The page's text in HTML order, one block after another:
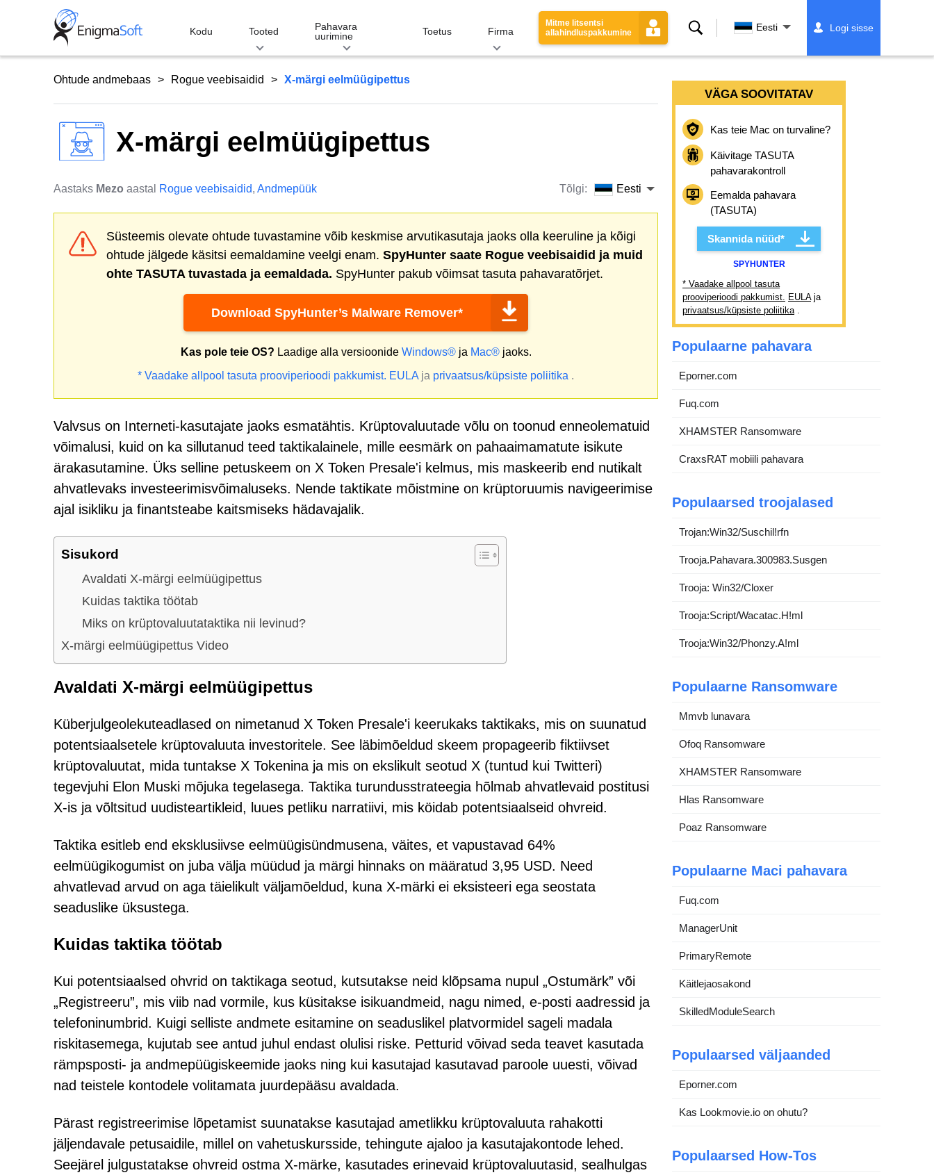
Kodu Tooted
Pahavara
uurimine
Toetus Firma
Mitme litsentsi
allahindluspakkumine
Otsing Eesti Logi sisse
Ohtude andmebaas Rogue veebisaidid X-märgi eelmüügipettus
X-märgi eelmüügipettus
Aastaks Mezo aastal Rogue veebisaidid, Andmepüük Tõlgi: Eesti
Süsteemis olevate ohtude tuvastamine võib keskmise arvutikasutaja jaoks olla keeruline ja kõigi
ohtude jälgede käsitsi eemaldamine veelgi enam. SpyHunter saate Rogue veebisaidid ja muid
ohte TASUTA tuvastada ja eemaldada. SpyHunter pakub võimsat tasuta pahavaratõrjet.
Download SpyHunter’s Malware Remover*
Kas pole teie OS? Laadige alla versioonide Windows®ja Mac®jaoks.
* Vaadake allpool tasuta prooviperioodi pakkumist. EULA ja privaatsus/küpsiste poliitika .
Valvsus on Interneti-kasutajate jaoks esmatähtis. Krüptovaluutade võlu on toonud enneolematuid
võimalusi, kuid on ka sillutanud teed taktikalainele, mille eesmärk on pahaaimamatute isikute
ärakasutamine. Üks selline petuskeem on X Token Presale'i kelmus, mis maskeerib end nutikalt
ahvatlevaks investeerimisvõimaluseks. Nende taktikate mõistmine on krüptoruumis navigeerimise
ajal isikliku ja finantsteabe kaitsmiseks hädavajalik.
Sisukord
Avaldati X-märgi eelmüügipettus
Kuidas taktika töötab
Miks on krüptovaluutataktika nii levinud?
X-märgi eelmüügipettus Video
Avaldati X-märgi eelmüügipettus
Küberjulgeolekuteadlased on nimetanud X Token Presale'i keerukaks taktikaks, mis on suunatud
potentsiaalsetele krüptovaluuta investoritele. See läbimõeldud skeem propageerib fiktiivset
krüptovaluutat, mida tuntakse X Tokenina ja mis on ekslikult seotud X (tuntud kui Twitteri)
tegevjuhi Elon Muski mõjuka tegelasega. Taktika turundusstrateegia hõlmab ahvatlevaid postitusi
X-is ja võltsitud uudisteartikleid, luues petliku narratiivi, mis köidab potentsiaalseid ohvreid.
Taktika esitleb end eksklusiivse eelmüügisündmusena, väites, et vapustavad 64%
eelmüügikogumist on juba välja müüdud ja märgi hinnaks on määratud 3,95 USD. Need
ahvatlevad arvud on aga täielikult väljamõeldud, kuna X-märki ei eksisteeri ega seostata
seaduslike üksustega.
Kuidas taktika töötab
Kui potentsiaalsed ohvrid on taktikaga seotud, kutsutakse neid klõpsama nupul „Ostumärk” või
„Registreeru”, mis viib nad vormile, kus küsitakse isikuandmeid, nagu nimed, e-posti aadressid ja
telefoninumbrid. Kuigi selliste andmete esitamine on seaduslikel platvormidel sageli madala
riskitasemega, kujutab see antud juhul endast olulisi riske. Petturid võivad seda teavet kasutada
rämpsposti- ja andmepüügiskeemide jaoks ning kui kasutajad kasutavad paroole uuesti, võivad
nad teistele kontodele volitamata juurdepääsu avaldada.
Pärast registreerimise lõpetamist suunatakse kasutajad ametlikku krüptovaluuta rahakotti
jäljendavale petusaidile, millel on vahetuskursside, tehingute ajaloo ja kasutajakontode lehed.
Seejärel julgustatakse ohvreid ostma X-märke, kasutades erinevaid krüptovaluutasid, sealhulgas
VÄGA SOOVITATAV
Kas teie Mac on turvaline?
Käivitage TASUTA
pahavarakontroll
Eemalda pahavara
(TASUTA)
Skannida nüüd*
SPYHUNTER
* Vaadake allpool tasuta
prooviperioodi pakkumist. EULAja
privaatsus/küpsiste poliitika.
Populaarne pahavara
Eporner.com
Fuq.com
XHAMSTER Ransomware
CraxsRAT mobiili pahavara
Populaarsed troojalased
Trojan:Win32/Suschil!rfn
Trooja.Pahavara.300983.Susgen
Trooja: Win32/Cloxer
Trooja:Script/Wacatac.H!ml
Trooja:Win32/Phonzy.A!ml
Populaarne Ransomware
Mmvb lunavara
Ofoq Ransomware
XHAMSTER Ransomware
Hlas Ransomware
Poaz Ransomware
Populaarne Maci pahavara
Fuq.com
ManagerUnit
PrimaryRemote
Käitlejaosakond
SkilledModuleSearch
Populaarsed väljaanded
Eporner.com
Kas Lookmovie.io on ohutu?
Populaarsed How-Tos